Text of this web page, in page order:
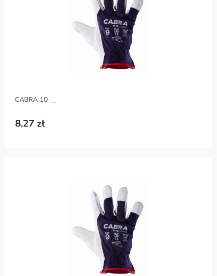
CABRA 10 __
8,27 zł